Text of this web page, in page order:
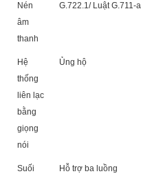
Nén
âm
thanh
G.722.1/ Luật G.711-
Hệ
thống
liên lạc
bằng
giọng
nói
Ủng hộ
Suối Hỗ trợ ba luồng